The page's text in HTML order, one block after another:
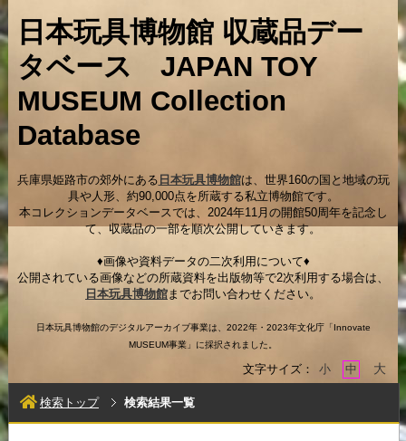
日本玩具博物館 収蔵品デー
タベース JAPAN TOY
MUSEUM Collection
Database
兵庫県姫路市の郊外にある 日本玩具博物館は、世界160の国と地域の玩
具や人形、約90,000点を所蔵する私立博物館です。
本コレクションデータベースでは、2024年11月の開館50周年を記念し
て、収蔵品の一部を順次公開していきます。
♦画像や資料データの二次利用について♦
公開されている画像などの所蔵資料を出版物等で2次利用する場合は、
日本玩具博物館までお問い合わせください。
日本玩具博物館のデジタルアーカイブ事業は、2022年・2023年文化庁「Innovate
MUSEUM事業」に採択されました。
文字サイズ： 小 中 大
検索トップ 検索結果一覧